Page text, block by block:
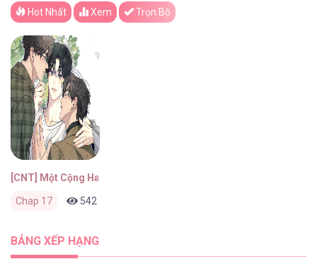
Hot Nhất Xem Trọn Bộ
[CNT] Một Cộng Hai
Chap 17 542
BẢNG XẾP HẠNG